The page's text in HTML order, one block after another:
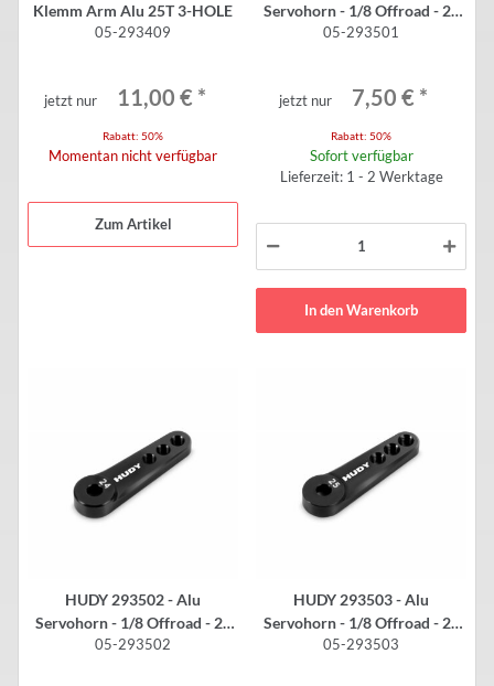
Klemm Arm Alu 25T 3-HOLE
05-293409
jetzt nur 11,00 € *
Rabatt: 50%
Momentan nicht verfügbar
Zum Artikel
Servohorn - 1/8 Offroad - 23
Zähne - KoPropo / SANWA /
05-293501
jetzt nur 7,50 € *
Rabatt: 50%
Sofort verfügbar
Lieferzeit: 1 - 2 Werktage
In den Warenkorb
HUDY 293502 - Alu
Servohorn - 1/8 Offroad - 24
Zähne - HITEC
05-293502
HUDY 293503 - Alu
Servohorn - 1/8 Offroad - 25
Zähne - FUTABA V2
05-293503